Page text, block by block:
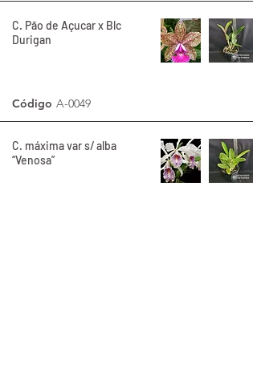
C. Pão de Açucar x Blc
Durigan
Código A-0049
C. máxima var s/ alba
“Venosa”